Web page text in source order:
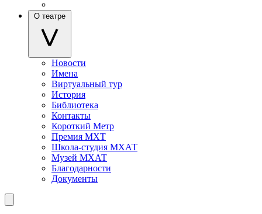
О театре
Новости
Имена
Виртуальный тур
История
Библиотека
Контакты
Короткий Метр
Премия МХТ
Школа-студия МХАТ
Музей МХАТ
Благодарности
Документы